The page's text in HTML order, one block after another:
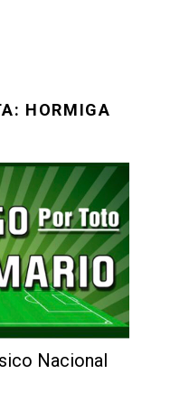
HORMIGA
Nacional